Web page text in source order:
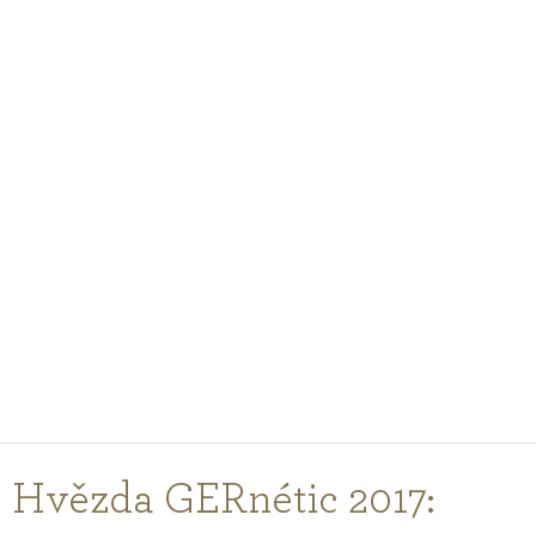
Hvězda GERnétic 2017: